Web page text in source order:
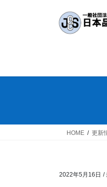
ス
ン
HOME 更新
2022年5月16日 /